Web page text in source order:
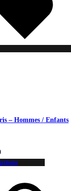
– Hommes / Enfants